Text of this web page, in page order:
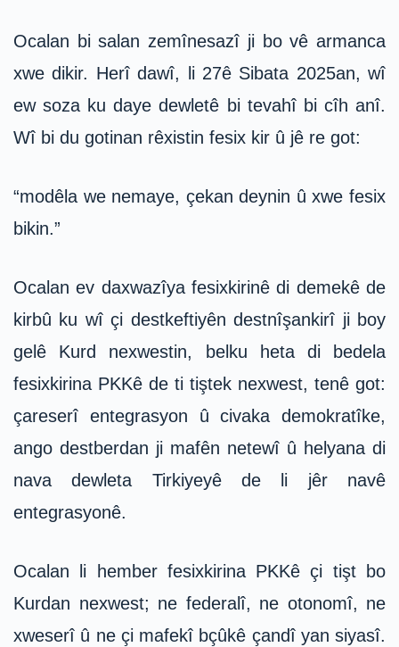
Ocalan bi salan zemînesazî ji bo vê armanca
xwe dikir. Herî dawî, li 27ê Sibata 2025an, wî
ew soza ku daye dewletê bi tevahî bi cîh anî.
Wî bi du gotinan rêxistin fesix kir û jê re got:
“modêla we nemaye, çekan deynin û xwe fesix
bikin.”
Ocalan ev daxwazîya fesixkirinê di demekê de
kirbû ku wî çi destkeftiyên destnîşankirî ji boy
gelê Kurd nexwestin, belku heta di bedela
fesixkirina PKKê de ti tiştek nexwest, tenê got:
çareserî entegrasyon û civaka demokratîke,
ango destberdan ji mafên netewî û helyana di
nava dewleta Tirkiyeyê de li jêr navê
entegrasyonê.
Ocalan li hember fesixkirina PKKê çi tişt bo
Kurdan nexwest; ne federalî, ne otonomî, ne
xweserî û ne çi mafekî bçûkê çandî yan siyasî.